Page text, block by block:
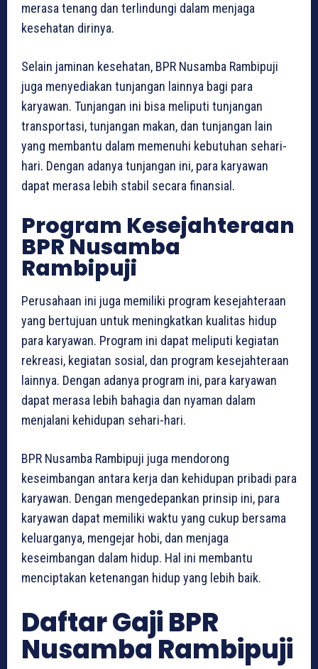
merasa tenang dan terlindungi dalam menjaga
kesehatan dirinya.
Selain jaminan kesehatan, BPR Nusamba Rambipuji
juga menyediakan tunjangan lainnya bagi para
karyawan. Tunjangan ini bisa meliputi tunjangan
transportasi, tunjangan makan, dan tunjangan lain
yang membantu dalam memenuhi kebutuhan sehari-
hari. Dengan adanya tunjangan ini, para karyawan
dapat merasa lebih stabil secara finansial.
Program Kesejahteraan
BPR Nusamba
Rambipuji
Perusahaan ini juga memiliki program kesejahteraan
yang bertujuan untuk meningkatkan kualitas hidup
para karyawan. Program ini dapat meliputi kegiatan
rekreasi, kegiatan sosial, dan program kesejahteraan
lainnya. Dengan adanya program ini, para karyawan
dapat merasa lebih bahagia dan nyaman dalam
menjalani kehidupan sehari-hari.
BPR Nusamba Rambipuji juga mendorong
keseimbangan antara kerja dan kehidupan pribadi para
karyawan. Dengan mengedepankan prinsip ini, para
karyawan dapat memiliki waktu yang cukup bersama
keluarganya, mengejar hobi, dan menjaga
keseimbangan dalam hidup. Hal ini membantu
menciptakan ketenangan hidup yang lebih baik.
Daftar Gaji BPR
Nusamba Rambipuji